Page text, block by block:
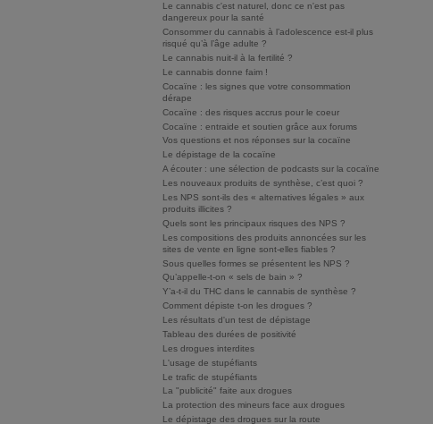
Le cannabis c'est naturel, donc ce n'est pas
dangereux pour la santé
Consommer du cannabis à l’adolescence est-il plus
risqué qu’à l’âge adulte ?
Le cannabis nuit-il à la fertilité ?
Le cannabis donne faim !
Cocaïne : les signes que votre consommation
dérape
Cocaïne : des risques accrus pour le coeur
Cocaïne : entraide et soutien grâce aux forums
Vos questions et nos réponses sur la cocaïne
Le dépistage de la cocaïne
A écouter : une sélection de podcasts sur la cocaïne
Les nouveaux produits de synthèse, c’est quoi ?
Les NPS sont-ils des « alternatives légales » aux
produits illicites ?
Quels sont les principaux risques des NPS ?
Les compositions des produits annoncées sur les
sites de vente en ligne sont-elles fiables ?
Sous quelles formes se présentent les NPS ?
Qu’appelle-t-on « sels de bain » ?
Y’a-t-il du THC dans le cannabis de synthèse ?
Comment dépiste t-on les drogues ?
Les résultats d'un test de dépistage
Tableau des durées de positivité
Les drogues interdites
L'usage de stupéfiants
Le trafic de stupéfiants
La "publicité" faite aux drogues
La protection des mineurs face aux drogues
Le dépistage des drogues sur la route